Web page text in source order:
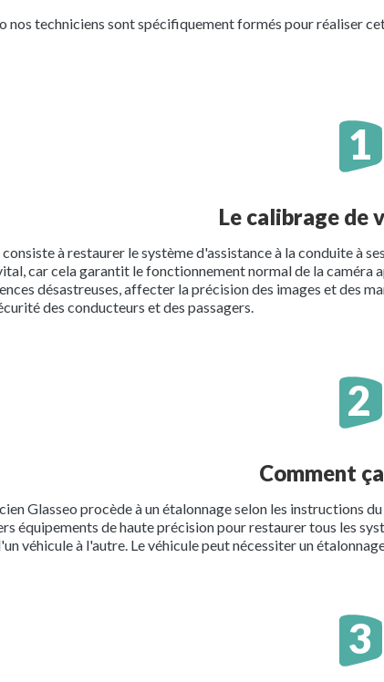
nos techniciens sont spécifiquement formés pour réaliser
Le calibrage de
consiste à restaurer le système d'assistance à la conduite à
car cela garantit le fonctionnement normal de la
désastreuses, affecter la précision des images et des
des conducteurs et des passagers.
Comment
Glasseo procède à un étalonnage selon les instructions
équipements de haute précision pour restaurer tous les
véhicule à l'autre. Le véhicule peut nécessiter un